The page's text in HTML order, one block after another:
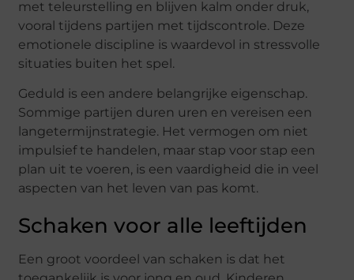
met teleurstelling en blijven kalm onder druk,
vooral tijdens partijen met tijdscontrole. Deze
emotionele discipline is waardevol in stressvolle
situaties buiten het spel.
Geduld is een andere belangrijke eigenschap.
Sommige partijen duren uren en vereisen een
langetermijnstrategie. Het vermogen om niet
impulsief te handelen, maar stap voor stap een
plan uit te voeren, is een vaardigheid die in veel
aspecten van het leven van pas komt.
Schaken voor alle leeftijden
Een groot voordeel van schaken is dat het